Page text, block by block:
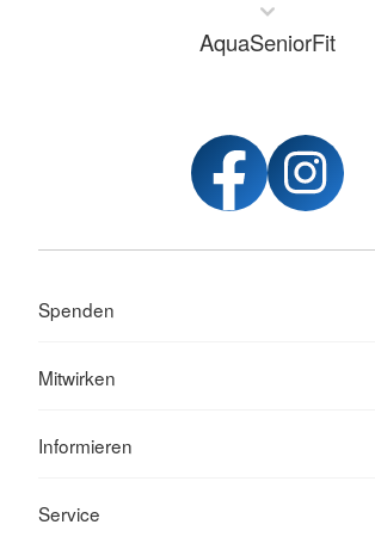
AquaSeniorFit
Spenden
Mitwirken
Informieren
Service